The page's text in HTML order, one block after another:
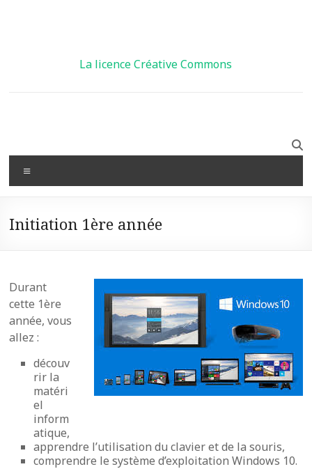
La licence Créative Commons
Initiation 1ère année
Durant
cette 1ère
année, vous
allez :
découv
rir la
matéri
el
inform
atique,
apprendre l’utilisation du clavier et de la souris,
comprendre le système d’exploitation Windows 10.